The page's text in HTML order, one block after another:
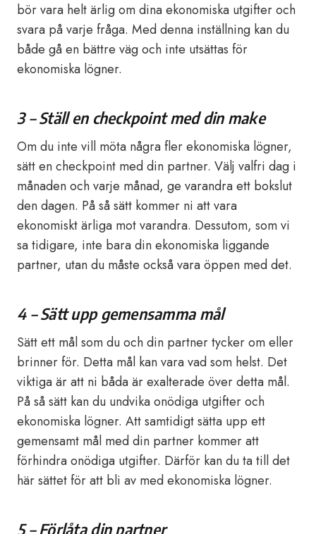
bör vara helt ärlig om dina ekonomiska utgifter och
svara på varje fråga. Med denna inställning kan du
både gå en bättre väg och inte utsättas för
ekonomiska lögner.
3 – Ställ en checkpoint med din make
Om du inte vill möta några fler ekonomiska lögner,
sätt en checkpoint med din partner. Välj valfri dag i
månaden och varje månad, ge varandra ett bokslut
den dagen. På så sätt kommer ni att vara
ekonomiskt ärliga mot varandra. Dessutom, som vi
sa tidigare, inte bara din ekonomiska liggande
partner, utan du måste också vara öppen med det.
4 – Sätt upp gemensamma mål
Sätt ett mål som du och din partner tycker om eller
brinner för. Detta mål kan vara vad som helst. Det
viktiga är att ni båda är exalterade över detta mål.
På så sätt kan du undvika onödiga utgifter och
ekonomiska lögner. Att samtidigt sätta upp ett
gemensamt mål med din partner kommer att
förhindra onödiga utgifter. Därför kan du ta till det
här sättet för att bli av med ekonomiska lögner.
5 – Förlåta din partner